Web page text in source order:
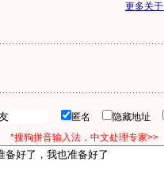
更多关于
匿名 隐藏地址
*搜狗拼音输入法，中文处理专家>>